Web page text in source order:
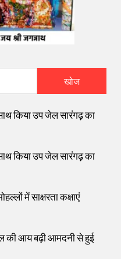
खोज
किया उप जेल सारंगढ़ का
किया उप जेल सारंगढ़ का
में साक्षरता कक्षाएं
की आय बढ़ी आमदनी से हुई